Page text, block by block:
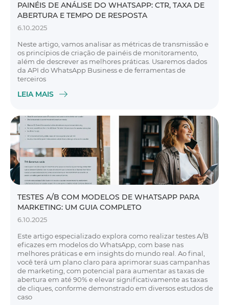
PAINÉIS DE ANÁLISE DO WHATSAPP: CTR, TAXA DE
ABERTURA E TEMPO DE RESPOSTA
6.10.2025
Neste artigo, vamos analisar as métricas de transmissão e
os princípios de criação de painéis de monitoramento,
além de descrever as melhores práticas. Usaremos dados
da API do WhatsApp Business e de ferramentas de
terceiros
LEIA MAIS
TESTES A/B COM MODELOS DE WHATSAPP PARA
MARKETING: UM GUIA COMPLETO
6.10.2025
Este artigo especializado explora como realizar testes A/B
eficazes em modelos do WhatsApp, com base nas
melhores práticas e em insights do mundo real. Ao final,
você terá um plano claro para aprimorar suas campanhas
de marketing, com potencial para aumentar as taxas de
abertura em até 90% e elevar significativamente as taxas
de cliques, conforme demonstrado em diversos estudos de
caso